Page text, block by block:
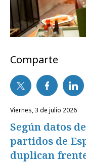
Comparte
viernes, 3 de julio 2026
Según datos
partidos de
duplican